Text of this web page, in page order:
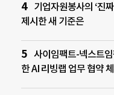
기업자원봉사의 ‘진
제시한 새 기준은
사이임팩트-넥스트
한 AI 리빙랩 업무 협약